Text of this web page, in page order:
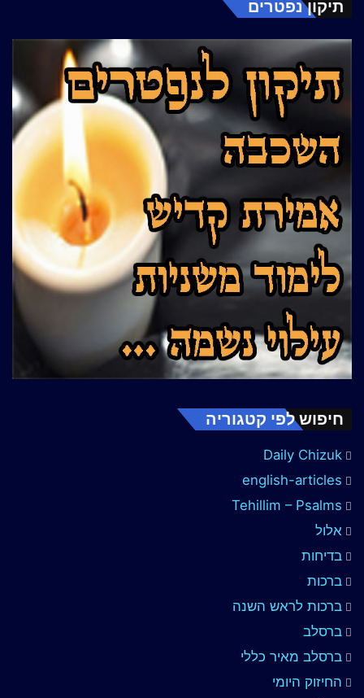
תיקון נפטרים
חיפוש לפי קטגוריה
Daily Chizuk
english-articles
Tehillim – Psalms
אלול
בדיחות
ברכות
ברכות לראש השנה
ברסלב
ברסלב מאיר כללי
החיזוק היומי